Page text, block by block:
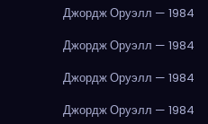
Джордж Оруэлл — 1984
Джордж Оруэлл — 1984
Джордж Оруэлл — 1984
Джордж Оруэлл — 1984